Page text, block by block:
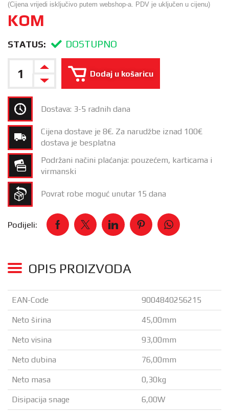
(Cijena vrijedi isključivo putem webshop-a. PDV je uključen u cijenu)
KOM
STATUS: DOSTUPNO
Dodaj u košaricu
Dostava: 3-5 radnih dana
Cijena dostave je 8€. Za narudžbe iznad 100€
dostava je besplatna
Podržani načini plaćanja: pouzećem, karticama i
virmanski
Povrat robe moguć unutar 15 dana
Podijeli:
OPIS PROIZVODA
EAN-Code 9004840256215
Neto širina 45,00mm
Neto visina 93,00mm
Neto dubina 76,00mm
Neto masa 0,30kg
Disipacija snage 6,00W